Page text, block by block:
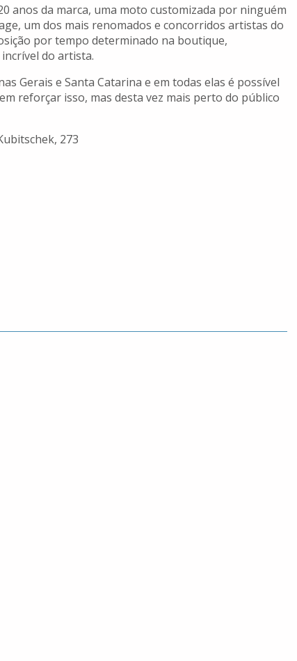
anos da marca, uma moto customizada por ninguém
um dos mais renomados e concorridos artistas do
por tempo determinado na boutique,
do artista.
Gerais e Santa Catarina e em todas elas é possível
reforçar isso, mas desta vez mais perto do público
273